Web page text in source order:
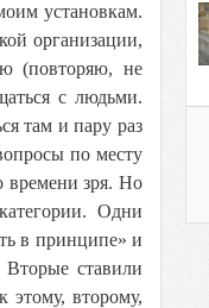
установкам.
организации,
(повторяю, не
с людьми.
там и пару раз
по месту
времени зря. Но
Одни
в принципе» и
ставили
этому, второму,